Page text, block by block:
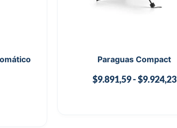
Paraguas Compact
$9.891,59 -$9.924,23